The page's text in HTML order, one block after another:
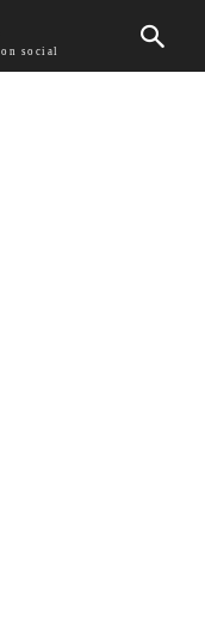
social